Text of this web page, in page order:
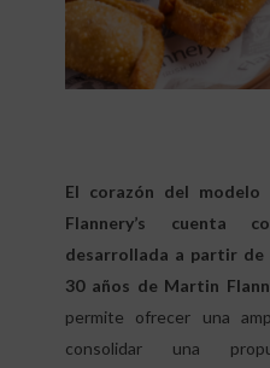
El corazón del modelo
Flannery’s cuenta
desarrollada a partir de
30 años de Martin
permite ofrecer una
consolidar una